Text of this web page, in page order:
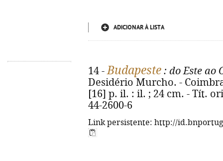
ADICIONAR À LISTA
14 -Budapeste : do Este ao
Desidério Murcho. -
[16] p. il. : il. ; 24 cm. - Tít.
44-2600-6
Link persistente: http://